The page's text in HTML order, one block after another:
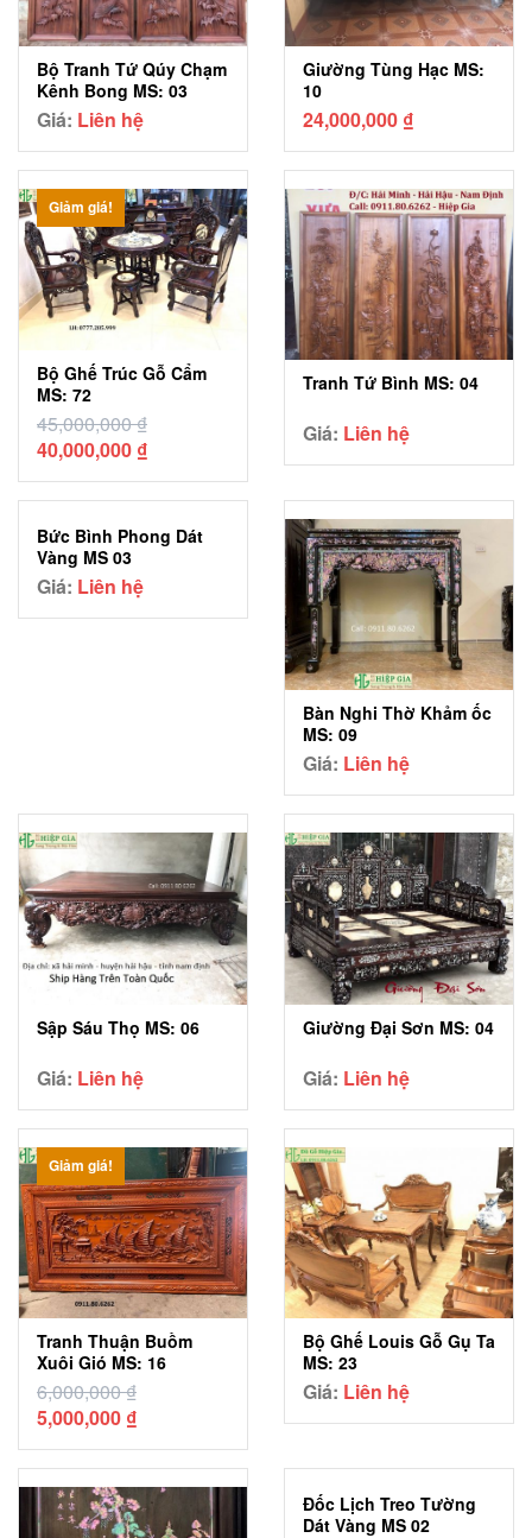
Bộ Tranh Tứ Qúy Chạm
Kênh Bong MS: 03
Giá: Liên hệ
Giường Tùng Hạc MS:
10
24,000,000 ₫
Giảm giá!
Bộ Ghế Trúc Gỗ Cẩm
MS: 72
45,000,000₫
Giá
gốc
là:
45,000,000 ₫.
40,000,000 ₫
hiện
tại
là:
40,000,000 ₫.
Tranh Tứ Bình MS: 04
Giá: Liên hệ
Bức Bình Phong Dát
Vàng MS 03
Giá: Liên hệ
Bàn Nghi Thờ Khảm ốc
MS: 09
Giá: Liên hệ
Sập Sáu Thọ MS: 06
Giá: Liên hệ
Giường Đại Sơn MS: 04
Giá: Liên hệ
Giảm giá!
Tranh Thuận Buồm
Xuôi Gió MS: 16
6,000,000₫
Giá
gốc
là:
6,000,000 ₫.
5,000,000 ₫
hiện
tại
là:
5,000,000 ₫.
Bộ Ghế Louis Gỗ Gụ Ta
MS: 23
Giá: Liên hệ
Đốc Lịch Treo Tường
Dát Vàng MS 02